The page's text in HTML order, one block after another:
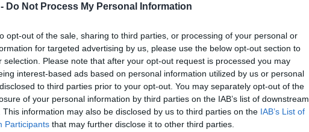
Do Not Process My Personal Information
opt-out of the sale, sharing to third parties, or processing of your personal or
for targeted advertising by us, please use the below opt-out section to
selection. Please note that after your opt-out request is processed you may
interest-based ads based on personal information utilized by us or personal
to third parties prior to your opt-out. You may separately opt-out of the
of your personal information by third parties on the IAB’s list of downstream
This information may also be disclosed by us to third parties on the IAB’s List of
Participants that may further disclose it to other third parties.